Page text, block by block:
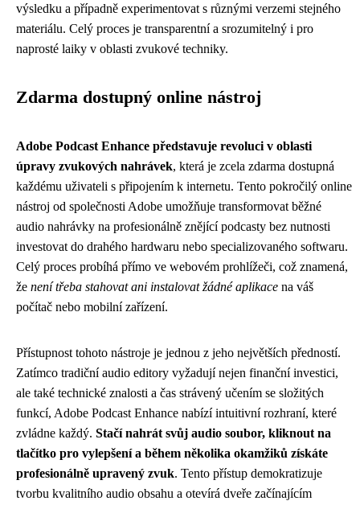
výsledku a případně experimentovat s různými verzemi stejného
materiálu. Celý proces je transparentní a srozumitelný i pro
naprosté laiky v oblasti zvukové techniky.
Zdarma dostupný online nástroj
Adobe Podcast Enhance představuje revoluci v oblasti
úpravy zvukových nahrávek, která je zcela zdarma dostupná
každému uživateli s připojením k internetu. Tento pokročilý online
nástroj od společnosti Adobe umožňuje transformovat běžné
audio nahrávky na profesionálně znějící podcasty bez nutnosti
investovat do drahého hardwaru nebo specializovaného softwaru.
Celý proces probíhá přímo ve webovém prohlížeči, což znamená,
že není třeba stahovat ani instalovat žádné aplikace na váš
počítač nebo mobilní zařízení.
Přístupnost tohoto nástroje je jednou z jeho největších předností.
Zatímco tradiční audio editory vyžadují nejen finanční investici,
ale také technické znalosti a čas strávený učením se složitých
funkcí, Adobe Podcast Enhance nabízí intuitivní rozhraní, které
zvládne každý. Stačí nahrát svůj audio soubor, kliknout na
tlačítko pro vylepšení a během několika okamžiků získáte
profesionálně upravený zvuk. Tento přístup demokratizuje
tvorbu kvalitního audio obsahu a otevírá dveře začínajícím